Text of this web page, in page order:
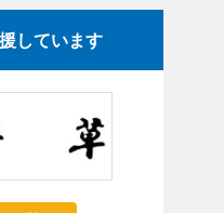
しています